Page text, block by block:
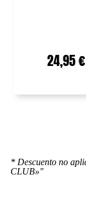
24,95€
* Descuento no
CLUB»"